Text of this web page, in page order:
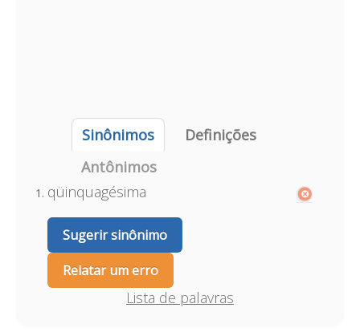
Sinônimos
Definições
Antônimos
qüinquagésima
Sugerir sinônimo
Relatar um erro
Lista de palavras